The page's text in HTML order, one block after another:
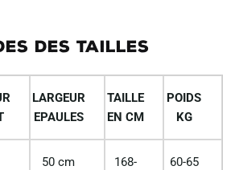
DES TAILLES
LARGEUR
EPAULES
TAILLE
EN CM
POIDS
KG
50 cm
168-
60-65